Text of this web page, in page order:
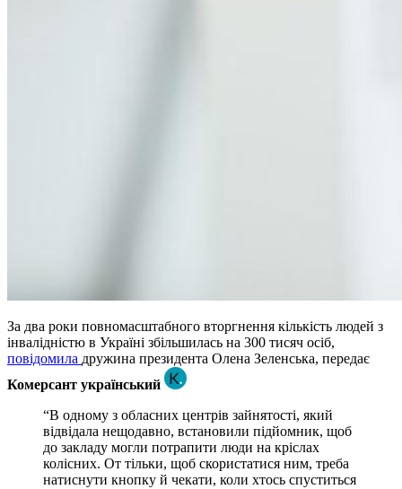
За два роки повномасштабного вторгнення кількість людей з
інвалідністю в Україні збільшилась на 300 тисяч осіб,
повідомила дружина президента Олена Зеленська, передає
Комерсант український
“В одному з обласних центрів зайнятості, який
відвідала нещодавно, встановили підйомник, щоб
до закладу могли потрапити люди на кріслах
колісних. От тільки, щоб скористатися ним, треба
натиснути кнопку й чекати, коли хтось спуститься